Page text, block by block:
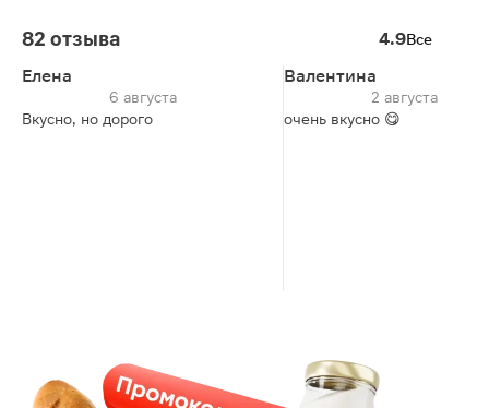
82 отзыва 4.9Все
Елена
6 августа
Вкусно, но дорого
Валентина
2 августа
очень вкусно 😋